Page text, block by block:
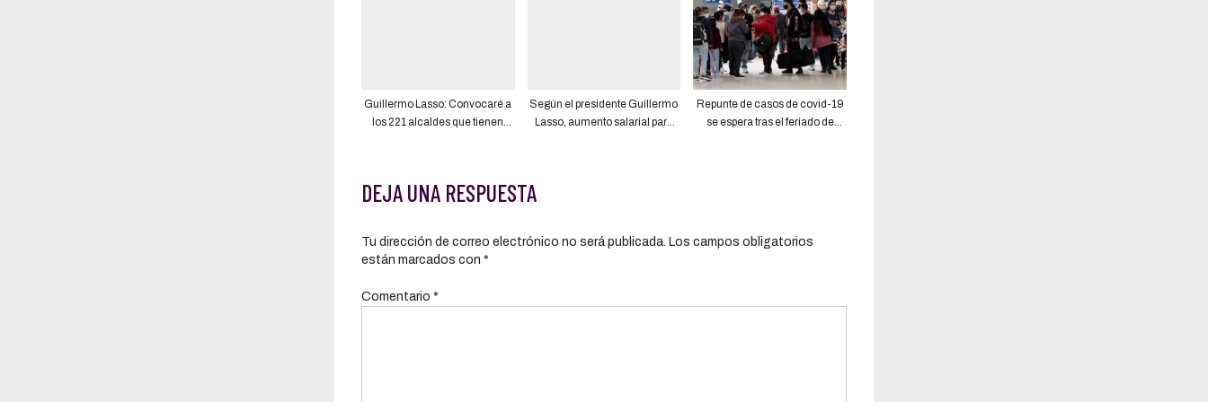
Guillermo Lasso: Convocaré a
los 221 alcaldes que tienen
Según el presidente Guillermo
Lasso, aumento salarial para
Repunte de casos de covid-19
se espera tras el feriado de
DEJA UNA RESPUESTA
Tu dirección de correo electrónico no será publicada. Los campos obligatorios
están marcados con *
Comentario *